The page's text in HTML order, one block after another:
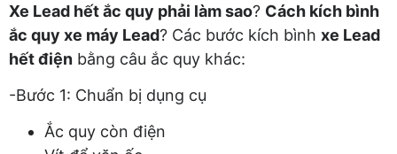
Xe Lead hết ắc quy phải làm sao? Cách kích bình
ắc quy xe máy Lead? Các bước kích bình xe Lead
hết điện bằng câu ắc quy khác:
-Bước 1: Chuẩn bị dụng cụ
Ắc quy còn điện